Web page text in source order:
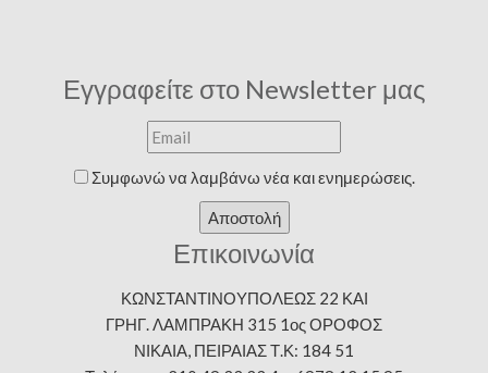
Εγγραφείτε στο Newsletter μας
Συμφωνώ να λαμβάνω νέα και ενημερώσεις.
Αποστολή
Επικοινωνία
ΚΩΝΣΤΑΝΤΙΝΟΥΠΟΛΕΩΣ 22 ΚΑΙ
ΓΡΗΓ. ΛΑΜΠΡΑΚΗ 315 1ος ΟΡΟΦΟΣ
ΝΙΚΑΙΑ, ΠΕΙΡΑΙΑΣ Τ.Κ: 184 51